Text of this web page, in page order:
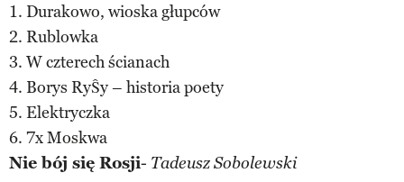
1. Durakowo, wioska głupców
2. Rublowka
3. W czterech ścianach
4. Borys RyŜy – historia poety
5. Elektryczka
6. 7x Moskwa
Nie bój się Rosji- Tadeusz Sobolewski